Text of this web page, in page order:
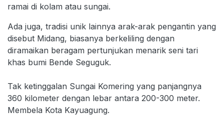
ramai di kolam atau sungai.
Ada juga, tradisi unik lainnya arak-arak pengantin yang
disebut Midang, biasanya berkeliling dengan
diramaikan beragam pertunjukan menarik seni tari
khas bumi Bende Seguguk.
Tak ketinggalan Sungai Komering yang panjangnya
360 kilometer dengan lebar antara 200-300 meter.
Membela Kota Kayuagung.